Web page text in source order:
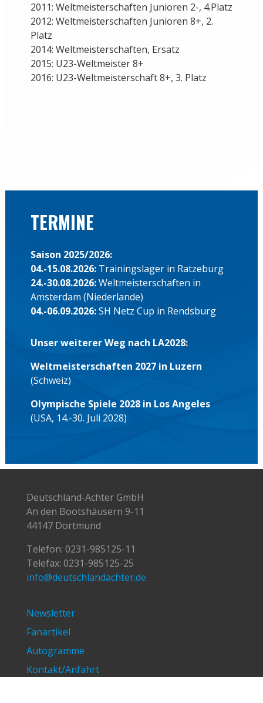
2011: Weltmeisterschaften Junioren 2-, 4.Platz
2012: Weltmeisterschaften Junioren 8+, 2.
Platz
2014: Weltmeisterschaften, Ersatz
2015: U23-Weltmeister 8+
2016: U23-Weltmeisterschaft 8+, 3. Platz
TERMINE
Saison 2025/2026:
04.-15.08.2026: Trainingslager in Ratzeburg
24.-30.08.2026:Weltmeisterschaften in
Amsterdam (Niederlande)
04.-06.09.2026:SH Netz Cup in Rendsburg
Unser weiterer Weg nach LA2028:
Weltmeisterschaften 2027 in Luzern
(Schweiz)
Olympische Spiele 2028 in Los Angeles
(USA, 14.-30. Juli 2028)
Deutschland-Achter GmbH
An den Bootshäusern 9-11
44147 Dortmund
Telefon: 0231-985125-11
Telefax: 0231-985125-25
info@deutschlandachter.de
Newsletter
Fanartikel
Autogramme
Kontakt/Anfahrt